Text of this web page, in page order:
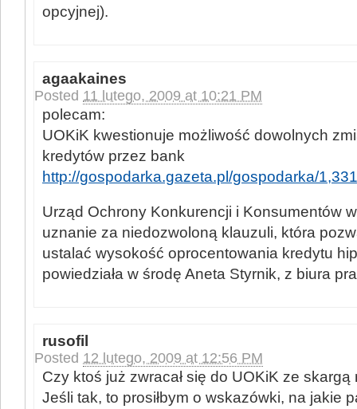
opcyjnej).
agaakaines
Posted 11 lutego, 2009 at 10:21 PM
polecam:
UOKiK kwestionuje możliwość dowolnych
kredytów przez bank
http://gospodarka.gazeta.pl/gospodarka/
Urząd Ochrony Konkurencji i Konsumentów
uznanie za niedozwoloną klauzuli, która
ustalać wysokość oprocentowania kredytu
powiedziała w środę Aneta Styrnik, z biura
rusofil
Posted 12 lutego, 2009 at 12:56 PM
Czy ktoś już zwracał się do UOKiK ze
Jeśli tak, to prosiłbym o wskazówki, na jakie